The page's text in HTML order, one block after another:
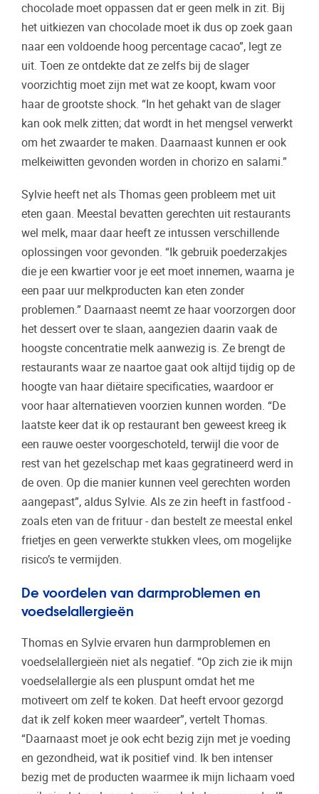
chocolade moet oppassen dat er geen melk in zit. Bij
het uitkiezen van chocolade moet ik dus op zoek gaan
naar een voldoende hoog percentage cacao”, legt ze
uit. Toen ze ontdekte dat ze zelfs bij de slager
voorzichtig moet zijn met wat ze koopt, kwam voor
haar de grootste shock. “In het gehakt van de slager
kan ook melk zitten; dat wordt in het mengsel verwerkt
om het zwaarder te maken. Daarnaast kunnen er ook
melkeiwitten gevonden worden in chorizo en salami.”
Sylvie heeft net als Thomas geen probleem met uit
eten gaan. Meestal bevatten gerechten uit restaurants
wel melk, maar daar heeft ze intussen verschillende
oplossingen voor gevonden. “Ik gebruik poederzakjes
die je een kwartier voor je eet moet innemen, waarna je
een paar uur melkproducten kan eten zonder
problemen.” Daarnaast neemt ze haar voorzorgen door
het dessert over te slaan, aangezien daarin vaak de
hoogste concentratie melk aanwezig is. Ze brengt de
restaurants waar ze naartoe gaat ook altijd tijdig op de
hoogte van haar diëtaire specificaties, waardoor er
voor haar alternatieven voorzien kunnen worden. “De
laatste keer dat ik op restaurant ben geweest kreeg ik
een rauwe oester voorgeschoteld, terwijl die voor de
rest van het gezelschap met kaas gegratineerd werd in
de oven. Op die manier kunnen veel gerechten worden
aangepast”, aldus Sylvie. Als ze zin heeft in fastfood -
zoals eten van de frituur - dan bestelt ze meestal enkel
frietjes en geen verwerkte stukken vlees, om mogelijke
risico’s te vermijden.
De voordelen van darmproblemen en
voedselallergieën
Thomas en Sylvie ervaren hun darmproblemen en
voedselallergieën niet als negatief. “Op zich zie ik mijn
voedselallergie als een pluspunt omdat het me
motiveert om zelf te koken. Dat heeft ervoor gezorgd
dat ik zelf koken meer waardeer”, vertelt Thomas.
“Daarnaast moet je ook echt bezig zijn met je voeding
en gezondheid, wat ik positief vind. Ik ben intenser
bezig met de producten waarmee ik mijn lichaam voed